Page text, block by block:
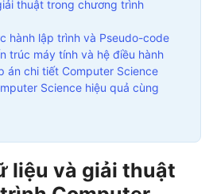
thuật trong chương trình
hành lập trình và Pseudo-code
trúc máy tính và hệ điều hành
án chi tiết Computer Science
Science hiệu quả cùng
liệu và giải thuật